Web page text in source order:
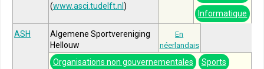
(www.asci.tudelft.nl )
Informatique
ASH
Algemene Sportvereniging
Hellouw
En
néerlandais
Organisations non gouvernementales Sports